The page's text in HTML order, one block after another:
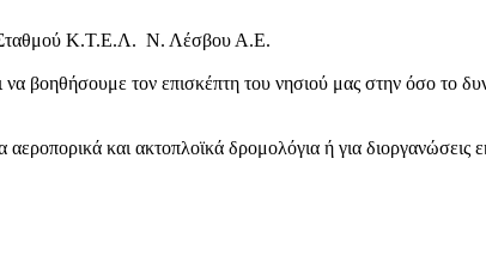
Σταθμού Κ.Τ.Ε.Λ. Ν. Λέσβου Α.Ε.
βοηθήσουμε τον επισκέπτη του νησιού μας στην όσο το
αεροπορικά και ακτοπλοϊκά δρομολόγια ή για